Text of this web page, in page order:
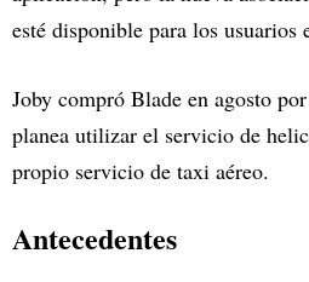
esté disponible para los usuarios
Joby compró Blade en agosto
planea utilizar el servicio de
propio servicio de taxi aéreo.
Antecedentes